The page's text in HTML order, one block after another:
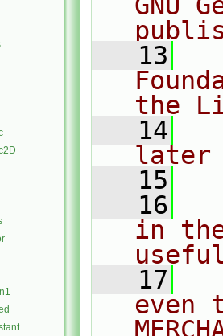
   13
the
   14
later
   15
   16
in
   17
even